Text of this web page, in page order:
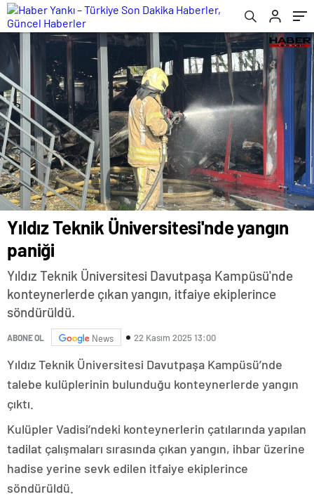
Yıldız Teknik Üniversitesi'nde yangın
paniği
Yıldız Teknik Üniversitesi Davutpaşa Kampüsü'nde
konteynerlerde çıkan yangın, itfaiye ekiplerince
söndürüldü.
ABONE OL News 22 Kasım 2025 13:00
Yıldız Teknik Üniversitesi Davutpaşa Kampüsü’nde
talebe kulüplerinin bulunduğu konteynerlerde yangın
çıktı.
Kulüpler Vadisi’ndeki konteynerlerin çatılarında yapılan
tadilat çalışmaları sırasında çıkan yangın, ihbar üzerine
hadise yerine sevk edilen itfaiye ekiplerince
söndürüldü.